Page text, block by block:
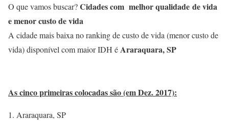
O que vamos buscar?Cidades com melhor qualidade de vida
e menor custo de vida
A cidade mais baixa no ranking de custo de vida (menor custo de
vida) disponível com maior IDH éAraraquara, SP
As cinco primeiras colocadas são (em Dez. 2017):
Araraquara, SP